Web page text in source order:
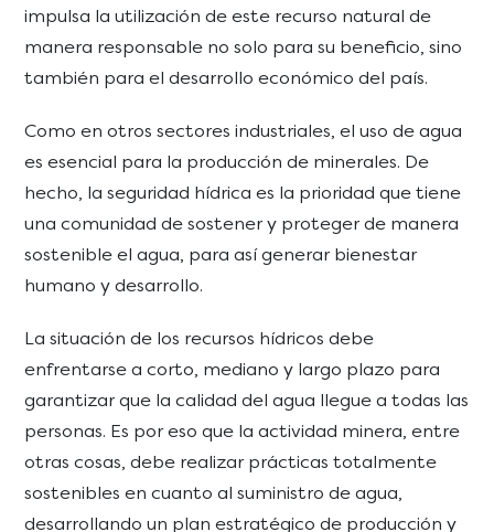
impulsa la utilización de este recurso natural de
manera responsable no solo para su beneficio, sino
también para el desarrollo económico del país.
Como en otros sectores industriales, el uso de agua
es esencial para la producción de minerales. De
hecho, la seguridad hídrica es la prioridad que tiene
una comunidad de sostener y proteger de manera
sostenible el agua, para así generar bienestar
humano y desarrollo.
La situación de los recursos hídricos debe
enfrentarse a corto, mediano y largo plazo para
garantizar que la calidad del agua llegue a todas las
personas. Es por eso que la actividad minera, entre
otras cosas, debe realizar prácticas totalmente
sostenibles en cuanto al suministro de agua,
desarrollando un plan estratégico de producción y